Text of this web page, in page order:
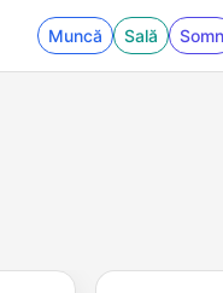
Muncă Sală Somn